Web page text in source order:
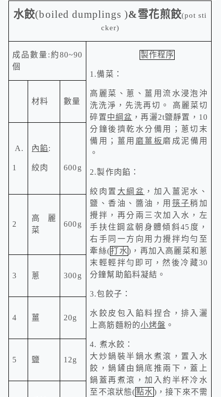
水餃(boiled dumplings )&雪花煎餃(pot sti
cker)
成品數量 :約80~90
個
製作程序
1.備菜：
高麗菜、蔥、薑用流水浸泡沖
洗洗淨，先洗再切。 高麗菜切
碎置中綱盆 ，再灑2t鹽靜置， 10
分鐘後擠乾水分備用；蔥切末
備用；薑用 磨薑板 磨成泥備用
。
2.製作肉餡：
絞肉置 大綱盆 ，加入薑泥水、
鹽、香油、醬油，用 筷子稍加
攪拌，再分兩三次加入水，左
手扶住鋼盆朝身體傾斜45 度，
右手同一方向用力攪拌均勻至
牽絲(打水) ，再加入高麗菜和蔥
末輕輕拌勻即可，然後冷藏30
分鐘幫助餡料凝結。
3.包餃子：
水餃皮包入餡料捏合，排入灑
上高筋麵粉的小烤盤 。
4. 煮水餃：
大炒鍋裝半鍋水煮滾，置入水
餃，鍋鏟由鍋底推兩下，蓋上
鍋蓋再煮滾，加入約半杯冷水
至不滾狀態(點水 ) ，接下來不需
材料 數量
A.
1
內餡:
絞肉 600g
2
高麗
菜
600g
3 蔥 300g
4 薑 20g
5 鹽 12g